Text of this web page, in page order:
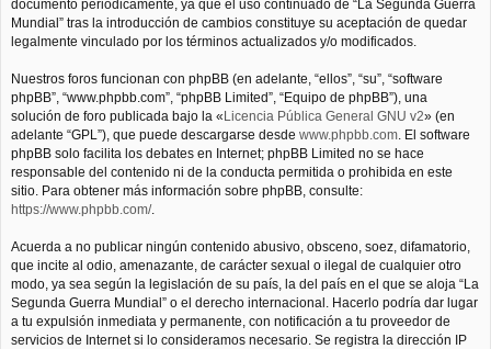
documento periódicamente, ya que el uso continuado de “La Segunda Guerra
Mundial” tras la introducción de cambios constituye su aceptación de quedar
legalmente vinculado por los términos actualizados y/o modificados.
Nuestros foros funcionan con phpBB (en adelante, “ellos”, “su”, “software
phpBB”, “www.phpbb.com”, “phpBB Limited”, “Equipo de phpBB”), una
solución de foro publicada bajo la «Licencia Pública General GNU v2» (en
adelante “GPL”), que puede descargarse desde www.phpbb.com. El software
phpBB solo facilita los debates en Internet; phpBB Limited no se hace
responsable del contenido ni de la conducta permitida o prohibida en este
sitio. Para obtener más información sobre phpBB, consulte:
https://www.phpbb.com/.
Acuerda a no publicar ningún contenido abusivo, obsceno, soez, difamatorio,
que incite al odio, amenazante, de carácter sexual o ilegal de cualquier otro
modo, ya sea según la legislación de su país, la del país en el que se aloja “La
Segunda Guerra Mundial” o el derecho internacional. Hacerlo podría dar lugar
a tu expulsión inmediata y permanente, con notificación a tu proveedor de
servicios de Internet si lo consideramos necesario. Se registra la dirección IP